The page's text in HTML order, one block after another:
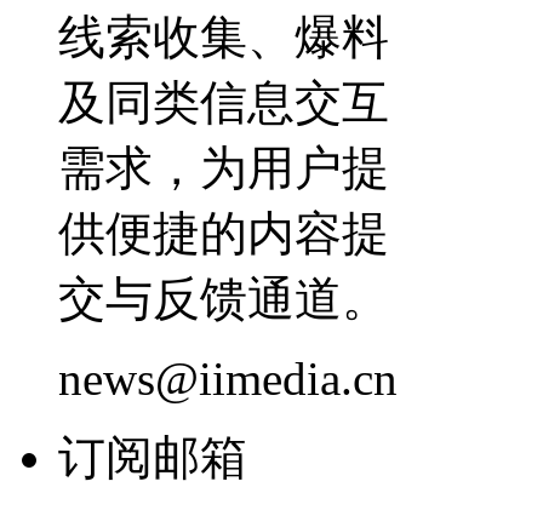
线索收集、爆料
及同类信息交互
需求，为用户提
供便捷的内容提
交与反馈通道。
news@iimedia.cn
订阅邮箱